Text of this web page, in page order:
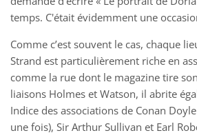
temps. C'était évidemment une
Comme c’est souvent le cas, chaque
Strand est particulièrement riche en
comme la rue dont le magazine tire
liaisons Holmes et Watson, il abrite
Indice des associations de Conan
une fois), Sir Arthur Sullivan et Earl